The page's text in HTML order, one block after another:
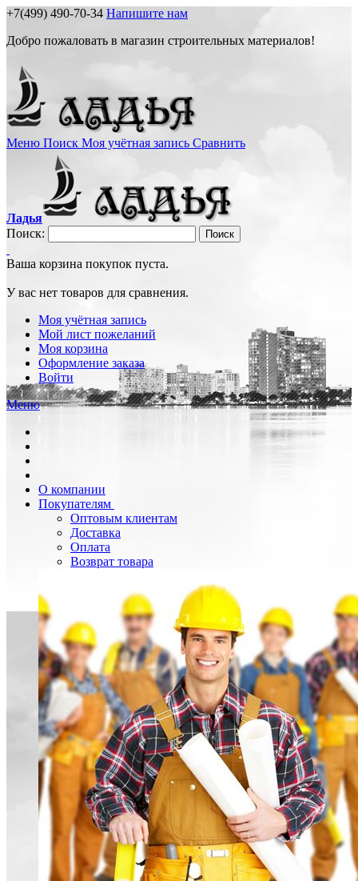
+7(499) 490-70-34 Напишите нам
Добро пожаловать в магазин строительных материалов!
Меню Поиск Моя учётная запись Сравнить
Ладья
Поиск:
Поиск
Ваша корзина покупок пуста.
У вас нет товаров для сравнения.
Моя учётная запись
Мой лист пожеланий
Моя корзина
Оформление заказа
Войти
Меню
О компании
Покупателям
Оптовым клиентам
Доставка
Оплата
Возврат товара